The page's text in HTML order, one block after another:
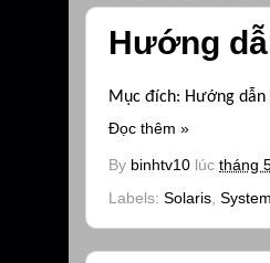
Hướng
Mục đích: Hướng dẫn
Đọc thêm »
By binhtv10 lúc tháng
Labels: Solaris System